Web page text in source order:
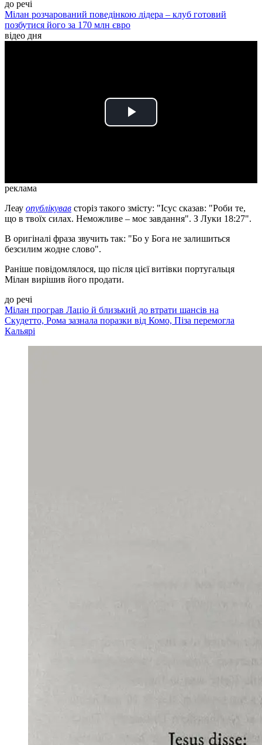
до речі
Мілан розчарований поведінкою лідера – клуб готовий
позбутися його за 170 млн євро
відео дня
Play
реклама
Леау опублікував сторіз такого змісту: "Ісус сказав: "Роби те,
що в твоїх силах. Неможливе – моє завдання". З Луки 18:27".
В оригіналі фраза звучить так: "Бо у Бога не залишиться
безсилим жодне слово".
Раніше повідомлялося, що після цієї витівки португальця
Мілан вирішив його продати.
до речі
Мілан програв Лаціо й близький до втрати шансів на
Скудетто, Рома зазнала поразки від Комо, Піза перемогла
Кальярі